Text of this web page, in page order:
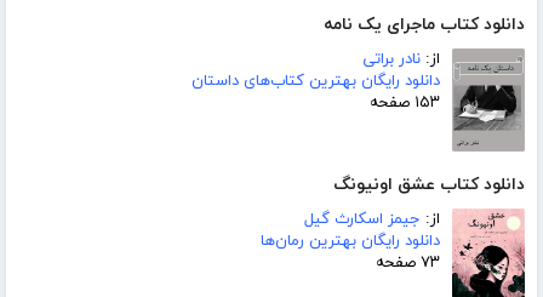
دانلود کتاب ماجرای یک نامه
از: نادر براتی
دانلود رایگان بهترین کتاب‌های داستان
۱۵۳ صفحه
دانلود کتاب عشق اونیونگ
از: جیمز اسکارث گیل
دانلود رایگان بهترین رمان‌ها
۷۳ صفحه